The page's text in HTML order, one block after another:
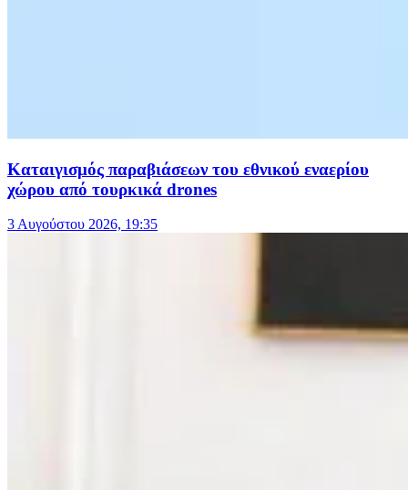
Καταιγισμός παραβιάσεων του εθνικού εναερίου
χώρου από τουρκικά drones
3 Αυγούστου 2026, 19:35